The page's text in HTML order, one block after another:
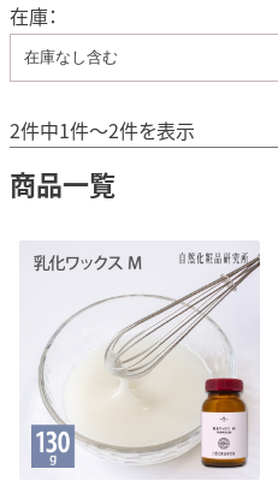
在庫：
2件中1件～2件を表示
商品一覧